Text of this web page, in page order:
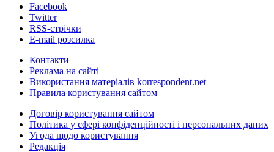
Facebook
Twitter
RSS-стрічки
E-mail розсилка
Контакти
Реклама на сайті
Використання матеріалів korrespondent.net
Правила користування сайтом
Договір користування сайтом
Політика у сфері конфіденційності і персональних даних
Угода щодо користування
Редакція